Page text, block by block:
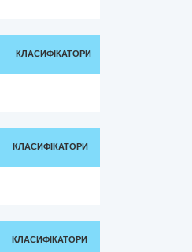
КЛАСИФІКАТОРИ
КЛАСИФІКАТОРИ
КЛАСИФІКАТОРИ